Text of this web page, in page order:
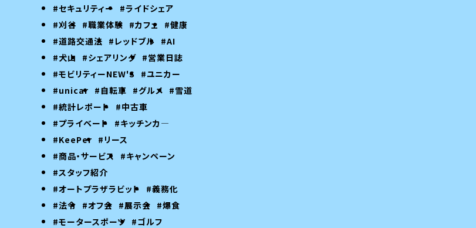
#セキュリティー
#ライドシェア
#刈谷 #職業体験 #カフェ
#健康
#道路交通法 #レッドブル #AI
#犬山
#シェアリング #営業日誌
#モビリティーNEW'S
#ユニカー
#unicar #自転車 #グルメ #雪道
#統計レポート
#中古車
#プライベート
#キッチンカ―
#KeePer #リース
#商品・サービス
#キャンペーン
#スタッフ紹介
#オートプラザラビット
#義務化
#法令 #オフ会 #展示会 #爆食
#モータースポーツ #ゴルフ